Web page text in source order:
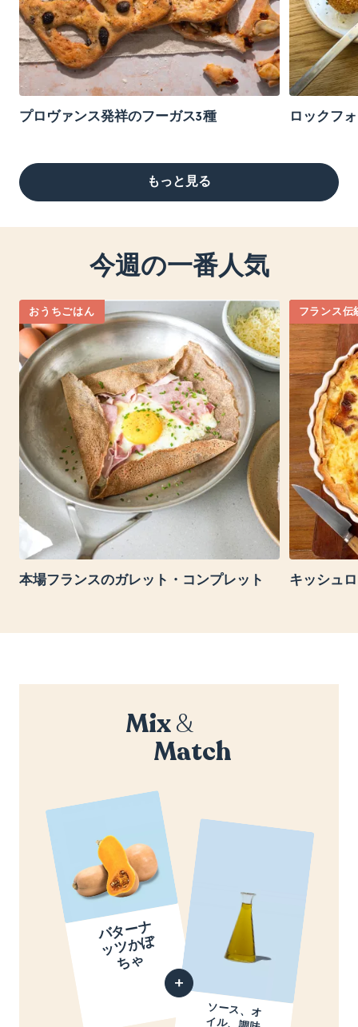
プロヴァンス発祥のフーガス3種 ロックフ
もっと見る
今週の一番人気
おうちごはん
本場フランスのガレット・コンプレット
フランス伝
キッシュ
Mix&
Match
バ
タ
ー
ナ
ッ
ツ
か
ぼ
ち
ゃ
ソース、オ
イル、調味